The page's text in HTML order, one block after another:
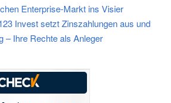
Enterprise-Markt ins Visier
Invest setzt Zinszahlungen aus und
– Ihre Rechte als Anleger